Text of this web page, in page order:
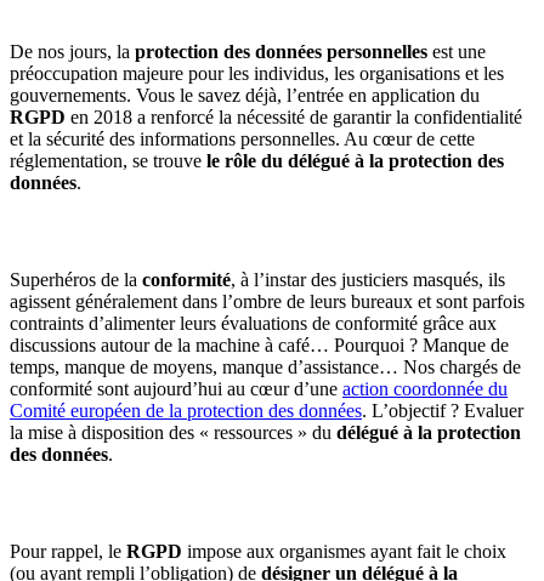
De nos jours, la protection des données personnelles est une
préoccupation majeure pour les individus, les organisations et les
gouvernements. Vous le savez déjà, l’entrée en application du
RGPD en 2018 a renforcé la nécessité de garantir la confidentialité
et la sécurité des informations personnelles. Au cœur de cette
réglementation, se trouve le rôle du délégué à la protection des
données.
Superhéros de la conformité, à l’instar des justiciers masqués, ils
agissent généralement dans l’ombre de leurs bureaux et sont parfois
contraints d’alimenter leurs évaluations de conformité grâce aux
discussions autour de la machine à café… Pourquoi ? Manque de
temps, manque de moyens, manque d’assistance… Nos chargés de
conformité sont aujourd’hui au cœur d’une action coordonnée du
Comité européen de la protection des données. L’objectif ? Evaluer
la mise à disposition des « ressources » du délégué à la protection
des données.
Pour rappel, le RGPD impose aux organismes ayant fait le choix
(ou ayant rempli l’obligation) de désigner un délégué à la